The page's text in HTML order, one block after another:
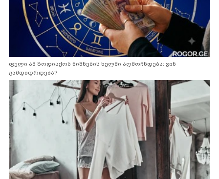
ფული ამ ზოდიაქოს ნიშნების ხელში აღმოჩნდება: ვინ
გამდიდრდება?